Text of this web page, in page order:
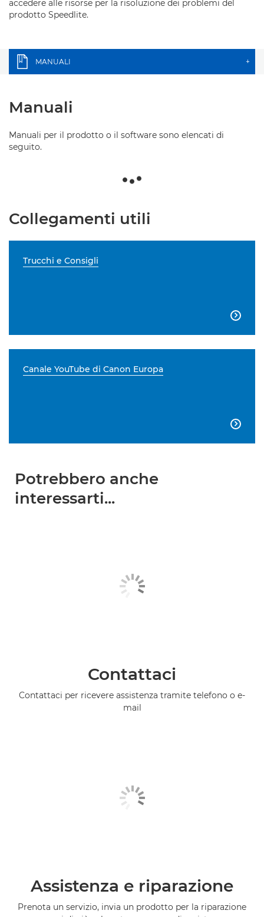
accedere alle risorse per la risoluzione dei problemi del
prodotto Speedlite.
MANUALI +
Manuali
Manuali per il prodotto o il software sono elencati di
seguito.
Collegamenti utili
Trucchi e Consigli

Canale YouTube di Canon Europa

Potrebbero anche
interessarti...
Contattaci
Contattaci per ricevere assistenza tramite telefono o e-
mail
Assistenza e riparazione
Prenota un servizio, invia un prodotto per la riparazione